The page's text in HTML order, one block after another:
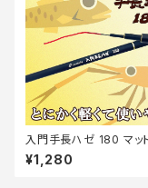
入門手長ハゼ 180 マッ
ク
¥1,280